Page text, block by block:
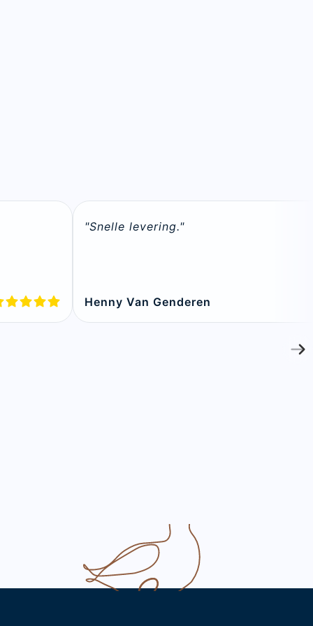
"Snelle levering."
Henny Van Genderen